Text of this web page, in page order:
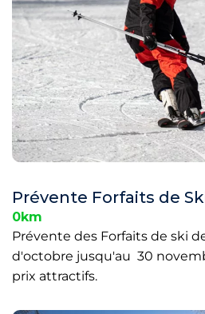
Prévente Forfaits de
0km
Prévente des Forfaits de ski
d'octobre jusqu'au 30
prix attractifs.